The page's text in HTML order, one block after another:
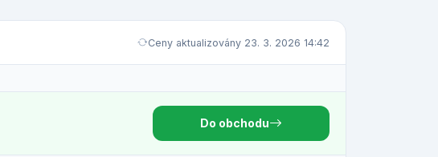
Ceny aktualizovány 23. 3. 2026 14:42
Do obchodu